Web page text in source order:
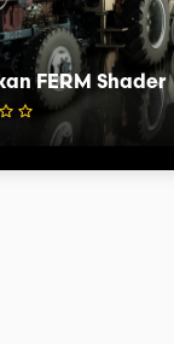
FERM Shader